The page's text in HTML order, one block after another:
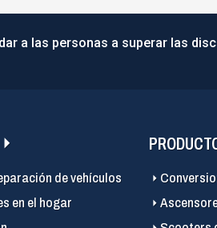
a las personas a superar las
de vehículos
en el hogar